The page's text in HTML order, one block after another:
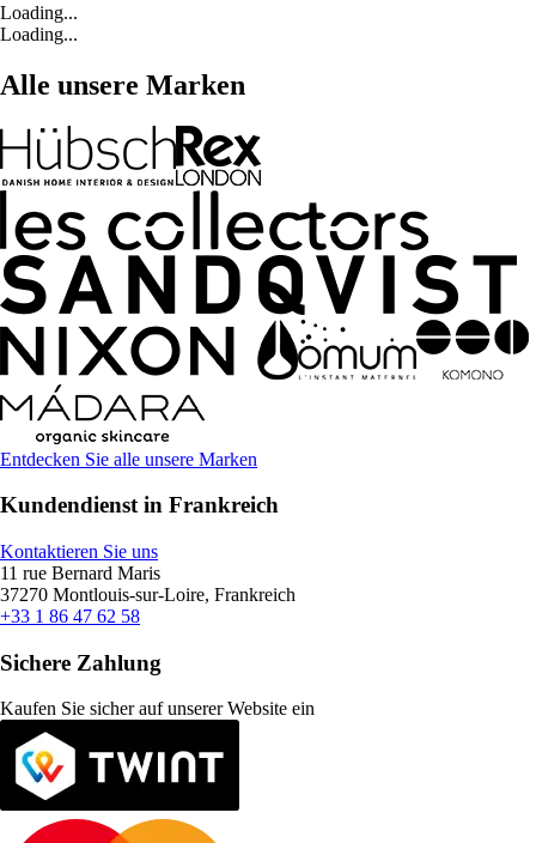
Loading...
Loading...
Alle unsere Marken
Entdecken Sie alle unsere Marken
Kundendienst in Frankreich
Kontaktieren Sie uns
11 rue Bernard Maris
37270 Montlouis-sur-Loire, Frankreich
+33 1 86 47 62 58
Sichere Zahlung
Kaufen Sie sicher auf unserer Website ein